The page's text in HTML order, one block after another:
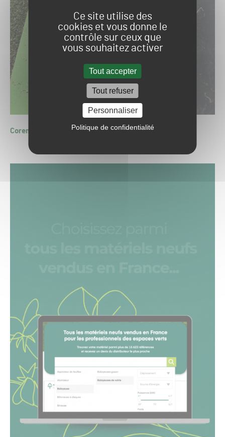
Ce site utilise des
cookies et vous donne le
contrôle sur ceux que
vous souhaitez activer
Tout accepter
Tout refuser
Personnaliser
Politique de confidentialité
Corentin RICHARD